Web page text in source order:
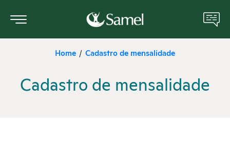
Sobre nós
Portal do Paciente
Home / Cadastro de mensalidade
Cadastro de mensalidade